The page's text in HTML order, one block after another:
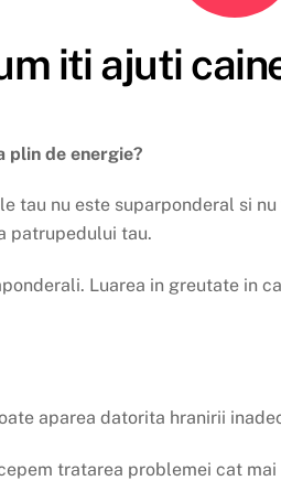
iti ajuti
plin de energie?
tau nu este suparponderal si
patrupedului tau.
Luarea in greutate in
aparea datorita hranirii
tratarea problemei cat mai